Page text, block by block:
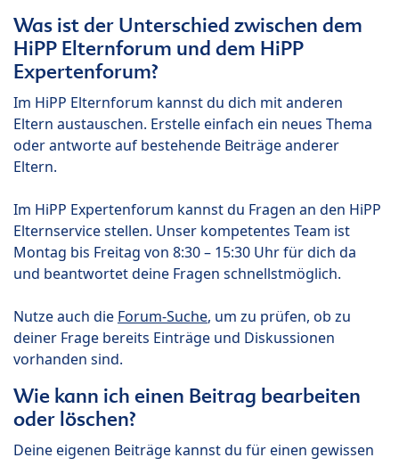
Was ist der Unterschied zwischen dem
HiPP Elternforum und dem HiPP
Expertenforum?
Im HiPP Elternforum kannst du dich mit anderen
Eltern austauschen. Erstelle einfach ein neues Thema
oder antworte auf bestehende Beiträge anderer
Eltern.
Im HiPP Expertenforum kannst du Fragen an den HiPP
Elternservice stellen. Unser kompetentes Team ist
Montag bis Freitag von 8:30 – 15:30 Uhr für dich da
und beantwortet deine Fragen schnellstmöglich.
Nutze auch die Forum-Suche, um zu prüfen, ob zu
deiner Frage bereits Einträge und Diskussionen
vorhanden sind.
Wie kann ich einen Beitrag bearbeiten
oder löschen?
Deine eigenen Beiträge kannst du für einen gewissen